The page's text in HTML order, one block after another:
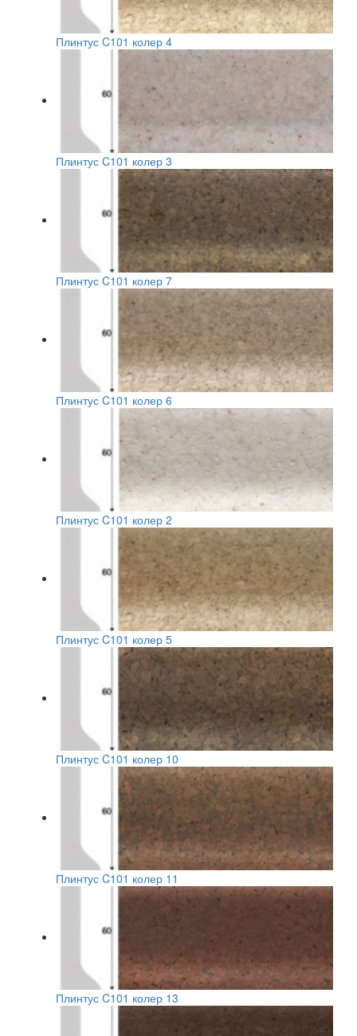
Плинтус C101 колер 4
Плинтус C101 колер 3
Плинтус C101 колер 7
Плинтус C101 колер 6
Плинтус C101 колер 2
Плинтус C101 колер 5
Плинтус C101 колер 10
Плинтус C101 колер 11
Плинтус C101 колер 13